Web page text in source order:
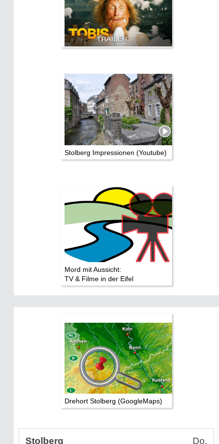
Stolberg Impressionen (Youtube)
Mord mit Aussicht:
TV & Filme in der Eifel
Drehort Stolberg (GoogleMaps)